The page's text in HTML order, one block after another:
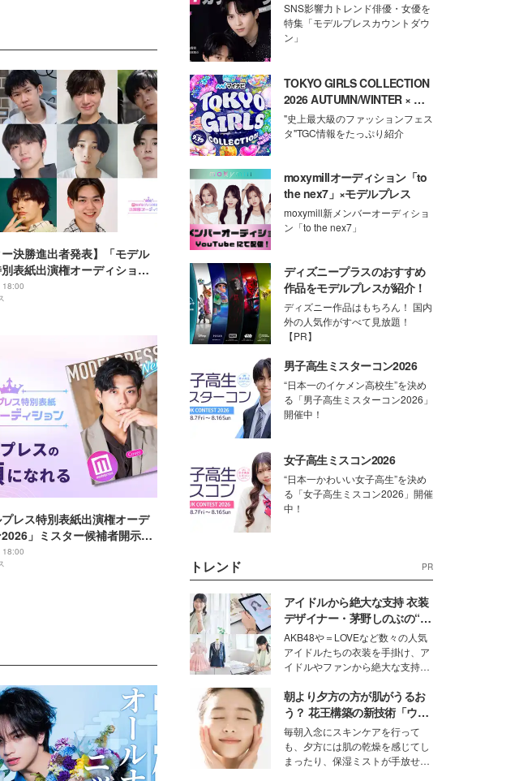
ー決勝進出者発表】「モデル
表紙出演権オーディション
スタート
プレス特別表紙出演権オーデ
」ミスター候補者開示＆
タート
SNS影響力トレンド俳優・女優を
特集「モデルプレスカウントダウ
ン」
TOKYO GIRLS COLLECTION
2026 AUTUMN/WINTER × モ
デルプレス
"史上最大級のファッションフェス
タ"TGC情報をたっぷり紹介
moxymillオーディション「to
the nex7」×モデルプレス
moxymill新メンバーオーディショ
ン「to the nex7」
ディズニープラスのおすすめ
作品をモデルプレスが紹介！
ディズニー作品はもちろん！ 国内
外の人気作がすべて見放題！
【PR】
男子高生ミスターコン2026
“日本一のイケメン高校生”を決め
る「男子高生ミスターコン2026」
開催中！
女子高生ミスコン2026
“日本一かわいい女子高生”を決め
る「女子高生ミスコン2026」開催
中！
トレンド PR
アイドルから絶大な支持 衣装
デザイナー・茅野しのぶの“可
愛い”を作る美学＜「シチズン
クロスシー」インタビュー＞
AKB48や＝LOVEなど数々の人気
アイドルたちの衣装を手掛け、ア
イドルやファンから絶大な支持を
取締役兼クリエイティブディレク
ター・茅野しのぶ。一人ひとりの
個性に寄り添い、魅力を引き出す
衣装作りは、多くの女性たちに勇
気と自信を与え続けている。
朝より夕方の方が肌がうるお
う？ 花王構築の新技術「ウォ
ーターキャプチャリングスキ
ン（捕水肌）」がスキンケア
の常識を変える予感
毎朝入念にスキンケアを行って
も、夕方には肌の乾燥を感じてし
まったり、保湿ミストが手放せな